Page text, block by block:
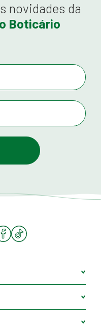
novidades da
Boticário
Facebook
Tiktok